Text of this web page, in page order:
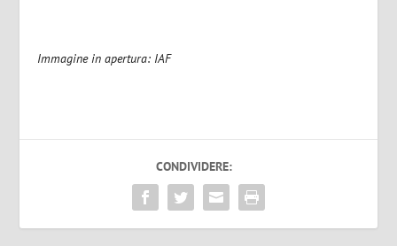
Immagine in apertura: IAF
CONDIVIDERE: